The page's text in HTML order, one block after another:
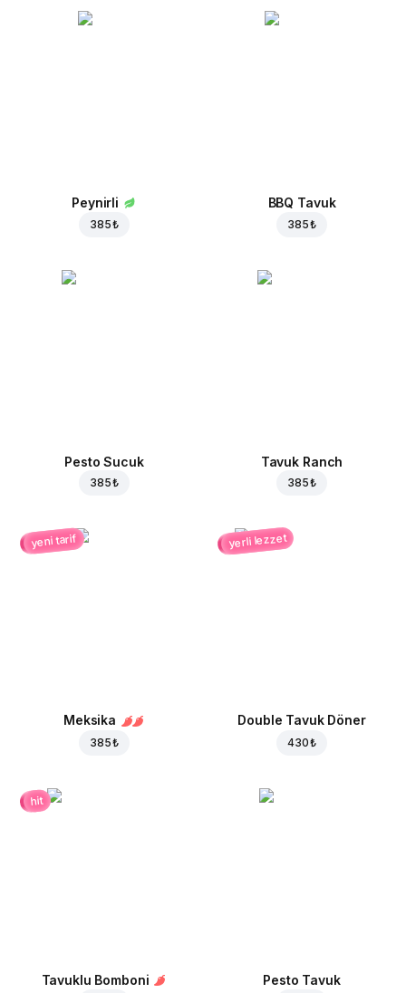
Peynirli
385 ₺
BBQ Tavuk
385 ₺
Pesto Sucuk
385 ₺
Tavuk Ranch
385 ₺
yeni tarif
Meksika
385 ₺
yerli lezzet
Double Tavuk Döner
430 ₺
hit
Tavuklu Bomboni Pesto Tavuk